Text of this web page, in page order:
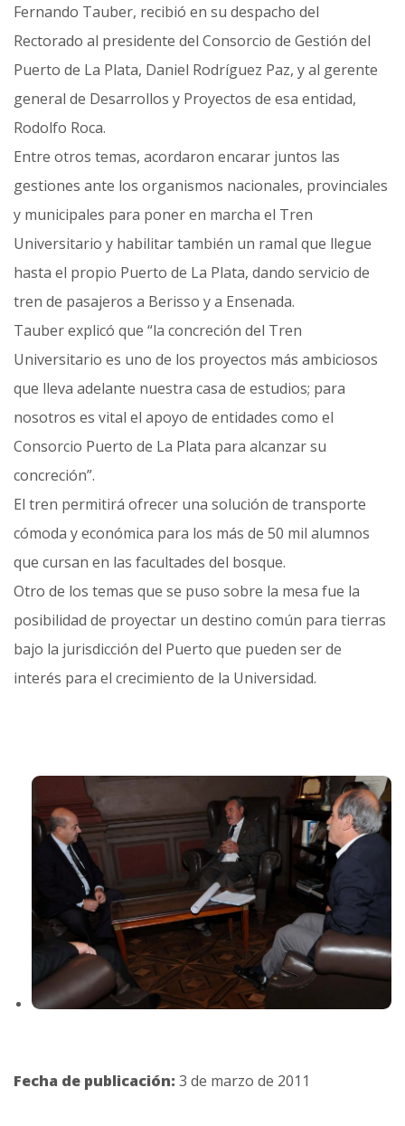
Fernando Tauber, recibió en su despacho del
Rectorado al presidente del Consorcio de Gestión del
Puerto de La Plata, Daniel Rodríguez Paz, y al gerente
general de Desarrollos y Proyectos de esa entidad,
Rodolfo Roca.
Entre otros temas, acordaron encarar juntos las
gestiones ante los organismos nacionales, provinciales
y municipales para poner en marcha el Tren
Universitario y habilitar también un ramal que llegue
hasta el propio Puerto de La Plata, dando servicio de
tren de pasajeros a Berisso y a Ensenada.
Tauber explicó que “la concreción del Tren
Universitario es uno de los proyectos más ambiciosos
que lleva adelante nuestra casa de estudios; para
nosotros es vital el apoyo de entidades como el
Consorcio Puerto de La Plata para alcanzar su
concreción”.
El tren permitirá ofrecer una solución de transporte
cómoda y económica para los más de 50 mil alumnos
que cursan en las facultades del bosque.
Otro de los temas que se puso sobre la mesa fue la
posibilidad de proyectar un destino común para tierras
bajo la jurisdicción del Puerto que pueden ser de
interés para el crecimiento de la Universidad.
Fecha de publicación: 3 de marzo de 2011